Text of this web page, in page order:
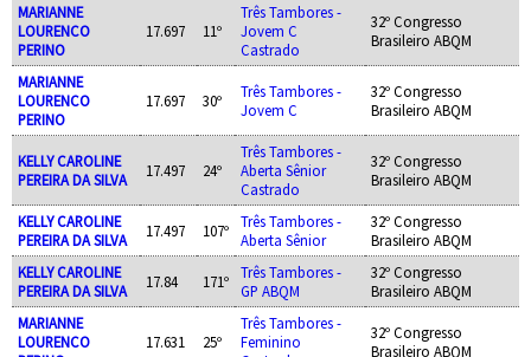
MARIANNE
LOURENCO
PERINO
17.697 11º
Três Tambores -
Jovem C
Castrado
32º Congresso
Brasileiro ABQM
MARIANNE
LOURENCO
PERINO
17.697 30º
Três Tambores -
Jovem C
32º Congresso
Brasileiro ABQM
KELLY CAROLINE
PEREIRA DA SILVA
17.497 24º
Três Tambores -
Aberta Sênior
Castrado
32º Congresso
Brasileiro ABQM
KELLY CAROLINE
PEREIRA DA SILVA
17.497 107º
Três Tambores -
Aberta Sênior
32º Congresso
Brasileiro ABQM
KELLY CAROLINE
PEREIRA DA SILVA
17.84 171º
Três Tambores -
GP ABQM
32º Congresso
Brasileiro ABQM
MARIANNE
LOURENCO
17.631 25º
Três Tambores -
Feminino
32º Congresso
Brasileiro ABQM